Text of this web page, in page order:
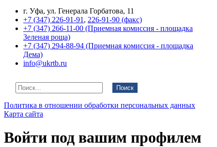
г. Уфа, ул. Генерала Горбатова, 11
+7 (347) 226-91-91 , 226-91-90 (факс)
+7 (347) 266-11-00 (Приемная комиссия - площадка
Зеленая роща)
+7 (347) 294-88-94 (Приемная комиссия - площадка
Дема)
info@ukrtb.ru
Поиск
Политика в отношении обработки персональных данных
Карта сайта
Войти под вашим профилем